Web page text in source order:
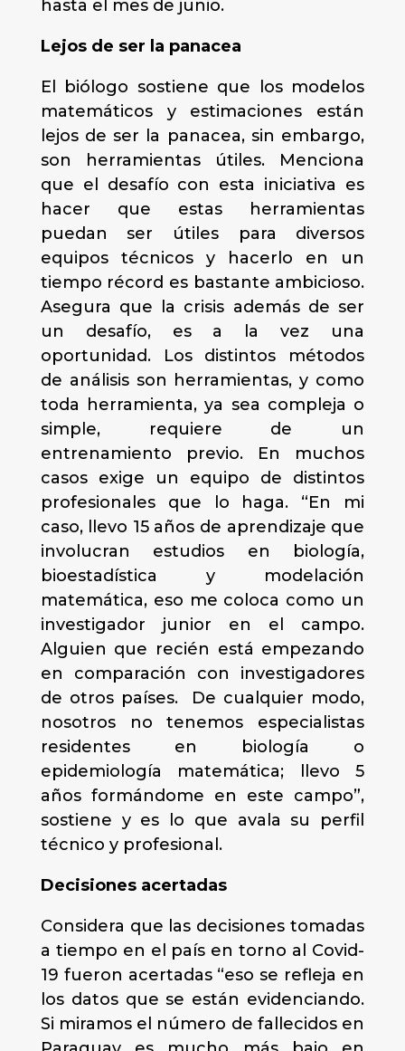
hasta el mes de junio.
Lejos de ser la panacea
El biólogo sostiene que los modelos
matemáticos y estimaciones están
lejos de ser la panacea, sin embargo,
son herramientas útiles. Menciona
que el desafío con esta iniciativa es
hacer que estas herramientas
puedan ser útiles para diversos
equipos técnicos y hacerlo en un
tiempo récord es bastante ambicioso.
Asegura que la crisis además de ser
un desafío, es a la vez una
oportunidad. Los distintos métodos
de análisis son herramientas, y como
toda herramienta, ya sea compleja o
simple, requiere de un
entrenamiento previo. En muchos
casos exige un equipo de distintos
profesionales que lo haga. “En mi
caso, llevo 15 años de aprendizaje que
involucran estudios en biología,
bioestadística y modelación
matemática, eso me coloca como un
investigador junior en el campo.
Alguien que recién está empezando
en comparación con investigadores
de otros países. De cualquier modo,
nosotros no tenemos especialistas
residentes en biología o
epidemiología matemática; llevo 5
años formándome en este campo”,
sostiene y es lo que avala su perfil
técnico y profesional.
Decisiones acertadas
Considera que las decisiones tomadas
a tiempo en el país en torno al Covid-
19 fueron acertadas “eso se refleja en
los datos que se están evidenciando.
Si miramos el número de fallecidos en